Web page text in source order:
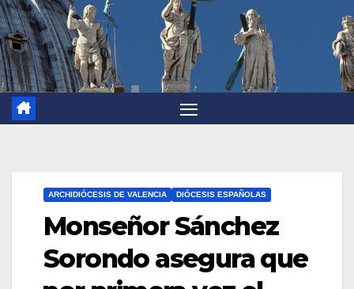
ARCHIDIÓCESIS DE VALENCIA DIÓCESIS ESPAÑOLAS
Monseñor Sánchez
Sorondo asegura que